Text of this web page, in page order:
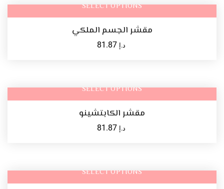
SELECT OPTIONS
مقشر الجسم الملكي
د.إ
SELECT OPTIONS
مقشر الكابتشينو
د.إ
SELECT OPTIONS